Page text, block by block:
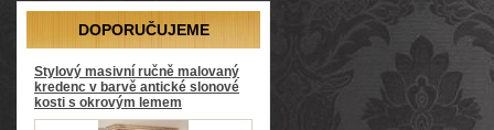
DOPORUČUJEME
Stylový masivní ručně malovaný
kredenc v barvě antické slonové
kosti s okrovým lemem